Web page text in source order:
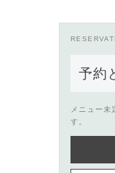
予約
メニュー未
す。